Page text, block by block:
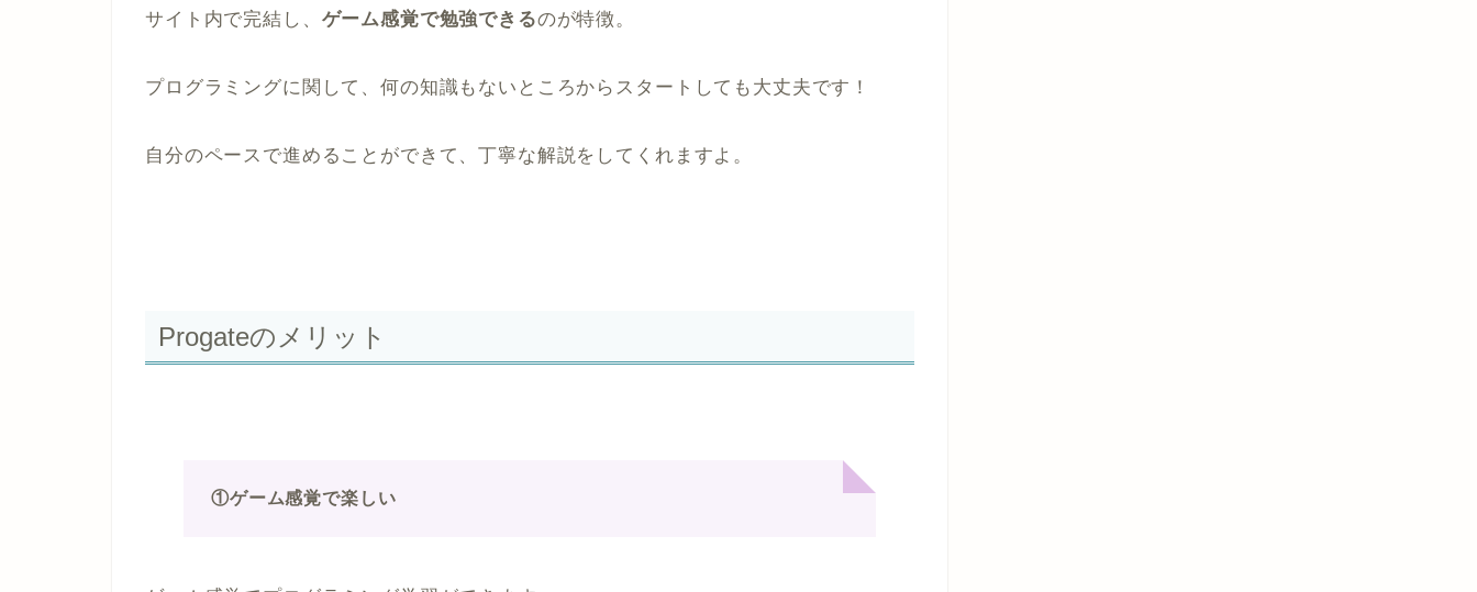
サイト内で完結し、 ゲーム感覚で勉強できるのが特徴。
プログラミングに関して、何の知識もないところからスタートしても大丈夫です！
自分のペースで進めることができて、丁寧な解説をしてくれますよ。
Progateのメリット
①ゲーム感覚で楽しい